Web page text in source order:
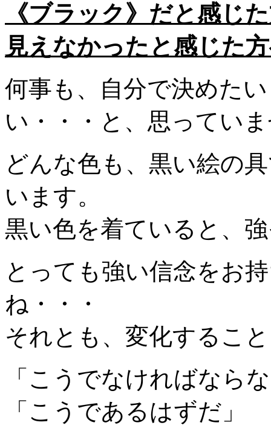
《ブラック》だと感じ
見えなかったと感じた
何事も、自分で決めた
い・・・と、思ってい
どんな色も、黒い絵の
います。
黒い色を着ていると、
とっても強い信念をお
ね・・・
それとも、変化するこ
「こうでなければなら
「こうであるはずだ」